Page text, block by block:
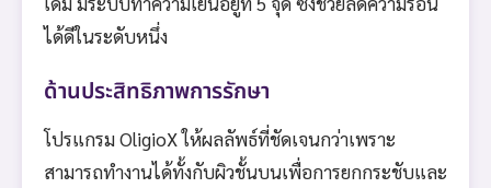
ได้ดีในระดับหนึ่ง
ด้านประสิทธิภาพการรักษา
โปรแกรม OligioX ให้ผลลัพธ์ที่ชัดเจนกว่าเพราะ
สามารถทำงานได้ทั้งกับผิวชั้นบนเพื่อการยกกระชับและ